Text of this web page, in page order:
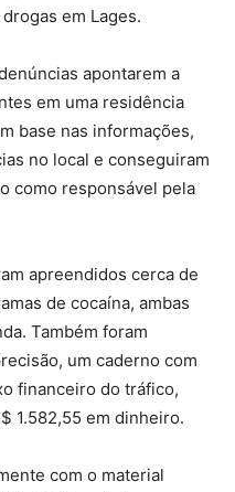
em Lages.
apontarem a
em uma residência
base nas informações,
no local e conseguiram
como responsável pela
apreendidos cerca de
de cocaína, ambas
Também foram
um caderno com
financeiro do tráfico,
1.582,55 em dinheiro.
com o material